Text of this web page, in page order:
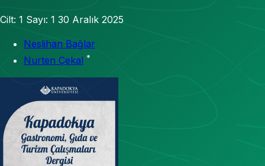
Cilt: 1 Sayı: 1 30 Aralık 2025
Neslihan Bağlar
Nurten Çekal *